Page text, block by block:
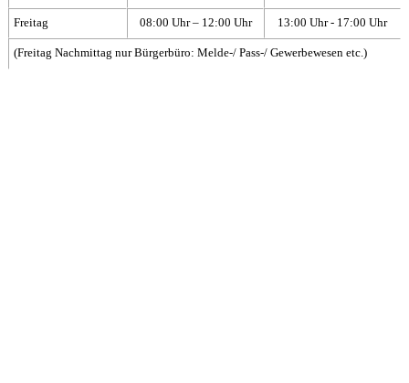
Freitag 08:00 Uhr – 12:00 Uhr 13:00 Uhr - 17:00 Uhr
(Freitag Nachmittag nur Bürgerbüro: Melde-/ Pass-/ Gewerbewesen etc.)